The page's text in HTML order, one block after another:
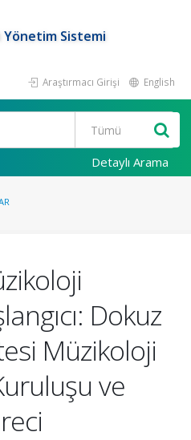
Sistemi
Araştırmacı Girişi English
Detaylı Arama
Dokuz
Müzikoloji
ve